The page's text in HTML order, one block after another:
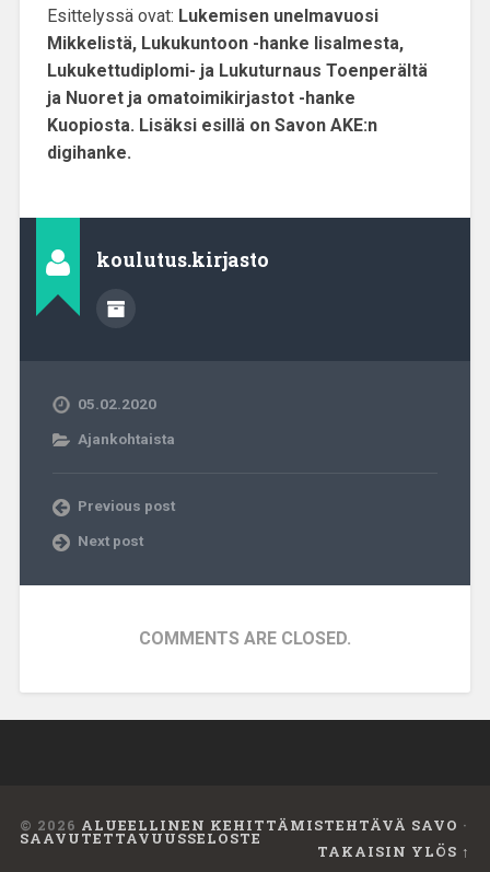
Esittelyssä ovat: Lukemisen unelmavuosi
Mikkelistä, Lukukuntoon -hanke Iisalmesta,
Lukukettudiplomi- ja Lukuturnaus Toenperältä
ja Nuoret ja omatoimikirjastot -hanke
Kuopiosta. Lisäksi esillä on Savon AKE:n
digihanke.
koulutus.kirjasto
05.02.2020
Ajankohtaista
Previous post
Next post
COMMENTS ARE CLOSED.
© 2026 ALUEELLINEN KEHITTÄMISTEHTÄVÄ SAVO ·
SAAVUTETTAVUUSSELOSTE
TAKAISIN YLÖS ↑